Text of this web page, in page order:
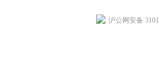
沪公网安备